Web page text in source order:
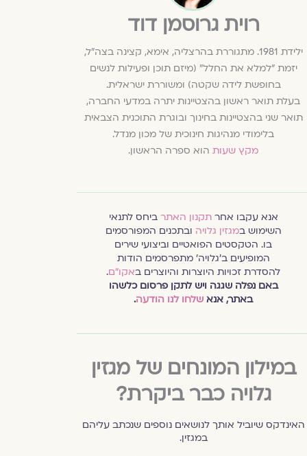
רוית גרוסמן דוד
ילידת 1981. מתגוררת בהרצליה, אימא, קצינה בצה״ל,
יזמת ״למלא את החלל״ (מיזם תוכן ופעילות לנשים
בחופשת לידה שקטה) ומשוררת ישראלית.
בעלת תואר ראשון בהצטיינות יתרה במדעי החברה,
תואר שני בהצטיינות בחינוך ובוגרת התוכנית הצבאית
בלימודי מנהיגות חינוכית של מכון מנדל.
מקץ שעות הוא ספרה הראשון.
אנא עקבו אחרתקנון האתר ביחס לתנאי
השימוש במגזין גלויה ובתכנים המפורסמים
בו. הטקסטים הפואטיים וביצועי שירים
המופיעים ב׳גלויה׳ מתפרסמים הודות
להסדרת זכויות היוצרות והיוצרים באקו״ם.
באם נפלה שגגה ויש לתקן פרסום כלשהו
באתר, אנא שלחו לנו הודעה.
במילון המונחים של מגזין
גלויה כבר ביקרת?
האינדקס שיוביל אותך לנושאים נוספים שנכתב עליהם
במגזין.